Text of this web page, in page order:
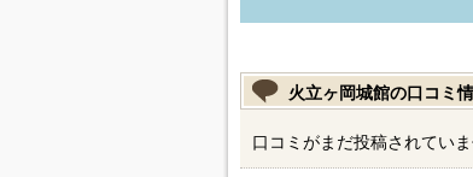
火立ヶ岡城館の口コミ
口コミがまだ投稿されていま